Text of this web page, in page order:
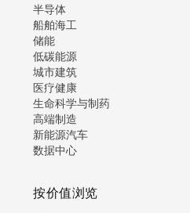
半导体
船舶海工
储能
低碳能源
城市建筑
医疗健康
生命科学与制药
高端制造
新能源汽车
数据中心
按价值浏览